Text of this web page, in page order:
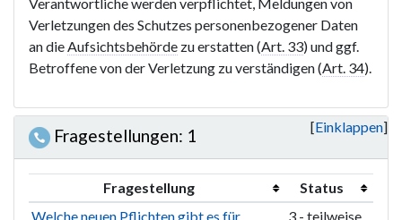
Verletzungen des Schutzes personenbezogener Daten
an dieAufsichtsbehörde zu erstatten (Art. 33) und ggf.
Betroffene von der Verletzung zu verständigen (Art. 34).
Einklappen
Fragestellungen: 1
Fragestellung
Status
Welche neuen Pflichten gibt es für
3 - teilweise